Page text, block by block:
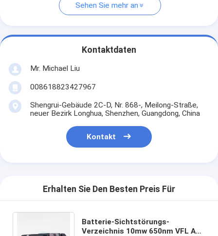
Sehen Sie mehr an
Kontaktdaten
Mr. Michael Liu
008618823427967
Shengrui-Gebäude 2C-D, Nr. 868-, Meilong-Straße,
neuer Bezirk Longhua, Shenzhen, Guangdong, China
Kontakt
Erhalten Sie Den Besten Preis Für
Batterie-Sichtstörungs-
Verzeichnis 10mw 650nm VFL AA,